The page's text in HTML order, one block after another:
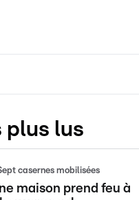
plus lus
casernes mobilisées
maison prend feu à